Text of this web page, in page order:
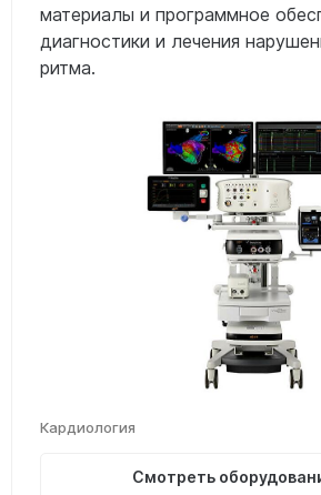
материалы и программное
диагностики и лечения
ритма.
Кардиология
Смотреть